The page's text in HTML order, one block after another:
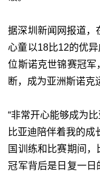
据深圳新闻网报道，
心童以18比12的优
位斯诺克世锦赛冠
断，成为亚洲斯诺克
“非常开心能够成为
比亚迪陪伴着我的成
国训练和比赛期间，
冠军背后是日复一